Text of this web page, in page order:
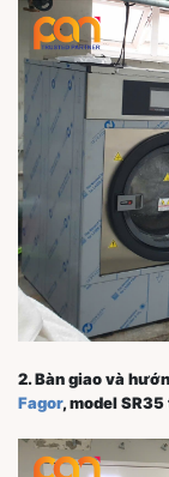
2. Bàn giao và
Fagor, model